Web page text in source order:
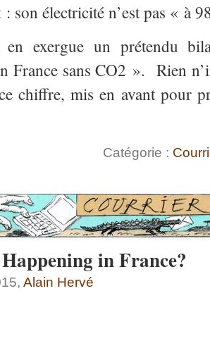
son électricité n’est pas « à
exergue un prétendu
France sans CO2 ». Rien
chiffre, mis en avant pour
Catégorie :
in France?
Alain Hervé